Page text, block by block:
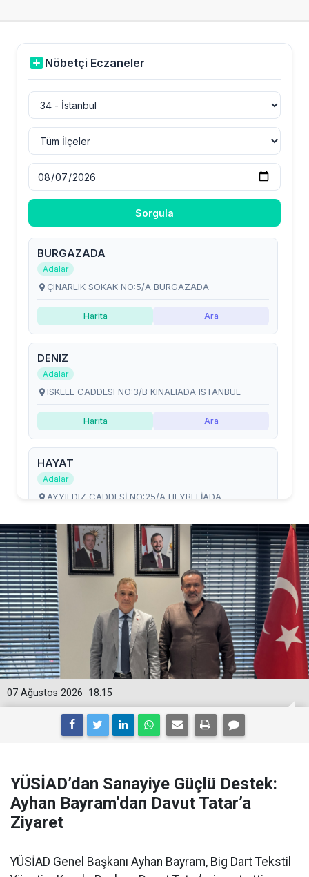
18:15
07 Ağustos 2026
YÜSİAD’dan Sanayiye Güçlü Destek:
Ayhan Bayram’dan Davut Tatar’a
Ziyaret
YÜSİAD Genel Başkanı Ayhan Bayram, Big Dart Tekstil